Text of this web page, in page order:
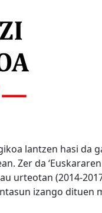
lantzen hasi da
Zer da
urteotan (2014-
izango dituen